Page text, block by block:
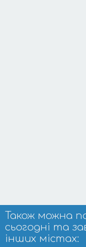
Також можна
сьогодні та
інших містах: